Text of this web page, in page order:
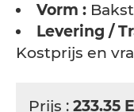
Vorm :
Levering /
Kostprijs en
Prijs : 233.35